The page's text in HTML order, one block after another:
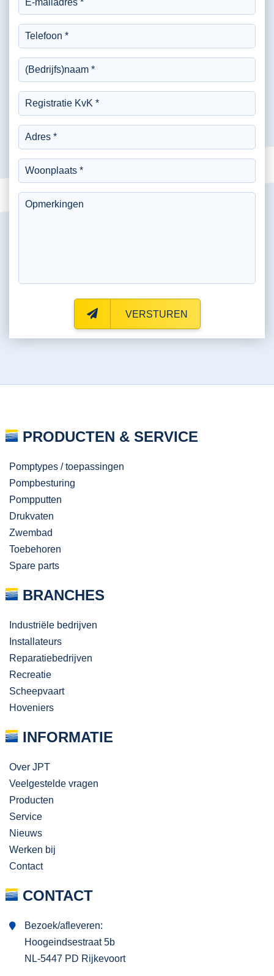
VERSTUREN
PRODUCTEN & SERVICE
Pomptypes / toepassingen
Pompbesturing
Pompputten
Drukvaten
Zwembad
Toebehoren
Spare parts
BRANCHES
Industriële bedrijven
Installateurs
Reparatiebedrijven
Recreatie
Scheepvaart
Hoveniers
INFORMATIE
Over JPT
Veelgestelde vragen
Producten
Service
Nieuws
Werken bij
Contact
CONTACT
Bezoek/afleveren:
Hoogeindsestraat 5b
NL-5447 PD Rijkevoort